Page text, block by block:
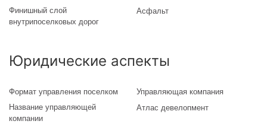
Финишный слой
внутрипоселковых дорог
Асфальт
Юридические аспекты
Формат управления поселком
Управляющая компания
Название управляющей
компании
Атлас девелопмент